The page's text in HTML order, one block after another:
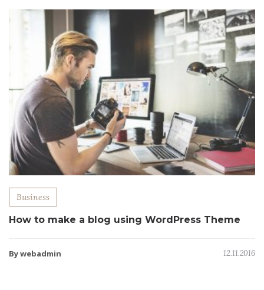
Business
How to make a blog using WordPress Theme
By webadmin 12.11.2016